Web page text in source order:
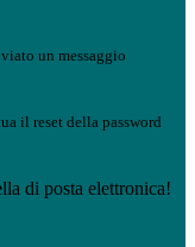
un messaggio
il reset della password
di posta elettronica!